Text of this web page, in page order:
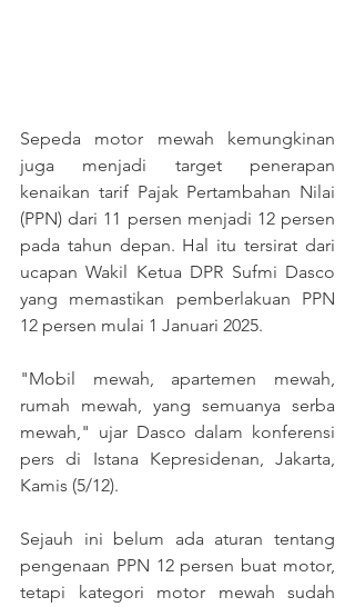
Sepeda motor mewah kemungkinan
juga menjadi target penerapan
kenaikan tarif Pajak Pertambahan Nilai
(PPN) dari 11 persen menjadi 12 persen
pada tahun depan. Hal itu tersirat dari
ucapan Wakil Ketua DPR Sufmi Dasco
yang memastikan pemberlakuan PPN
12 persen mulai 1 Januari 2025.
"Mobil mewah, apartemen mewah,
rumah mewah, yang semuanya serba
mewah," ujar Dasco dalam konferensi
pers di Istana Kepresidenan, Jakarta,
Kamis (5/12).
Sejauh ini belum ada aturan tentang
pengenaan PPN 12 persen buat motor,
tetapi kategori motor mewah sudah